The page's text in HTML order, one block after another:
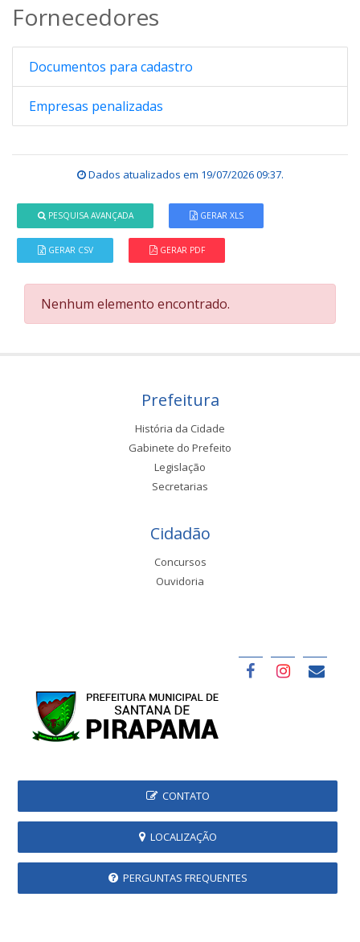
Fornecedores
Documentos para cadastro
Empresas penalizadas
Dados atualizados em 19/07/2026 09:37.
PESQUISA AVANÇADA GERAR XLS
GERAR CSV GERAR PDF
Nenhum elemento encontrado.
Prefeitura
História da Cidade
Gabinete do Prefeito
Legislação
Secretarias
Cidadão
Concursos
Ouvidoria
CONTATO
LOCALIZAÇÃO
PERGUNTAS FREQUENTES